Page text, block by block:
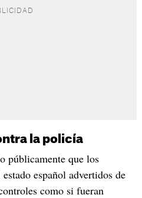
la policía
públicamente que los
español advertidos de
como si fueran